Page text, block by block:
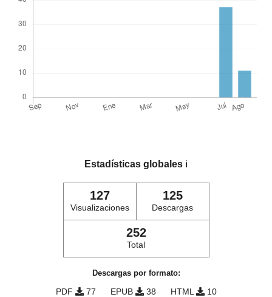
Estadísticas globales ℹ️
127
Visualizaciones
125
Descargas
252
Total
Descargas por formato:
PDF 77 EPUB 38 HTML 10